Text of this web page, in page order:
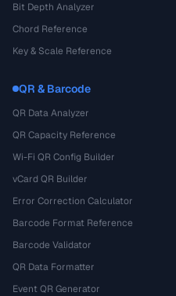
Bit Depth Analyzer
Chord Reference
Key & Scale Reference
QR & Barcode
QR Data Analyzer
QR Capacity Reference
Wi-Fi QR Config Builder
vCard QR Builder
Error Correction Calculator
Barcode Format Reference
Barcode Validator
QR Data Formatter
Event QR Generator